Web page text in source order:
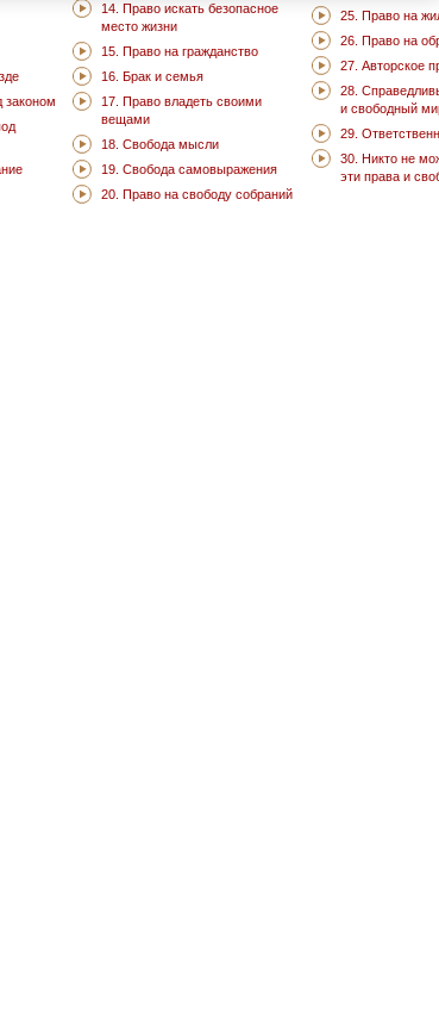
14. Право искать безопасное
место жизни
15. Право на гражданство
16. Брак и семья
17. Право владеть своими
вещами
18. Свобода мысли
19. Свобода самовыражения
20. Право на свободу собраний
25. Право на
26. Право на
27. Авторское
28.
и свободный
29.
30. Никто не
эти права и